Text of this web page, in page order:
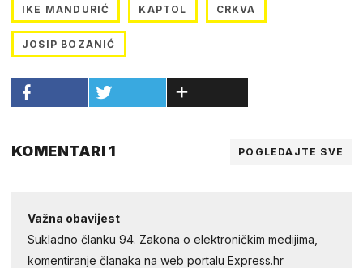
IKE MANDURIĆ KAPTOL CRKVA
JOSIP BOZANIĆ
KOMENTARI 1 POGLEDAJTE SVE
Važna obavijest
Sukladno članku 94. Zakona o elektroničkim medijima,
komentiranje članaka na web portalu Express.hr